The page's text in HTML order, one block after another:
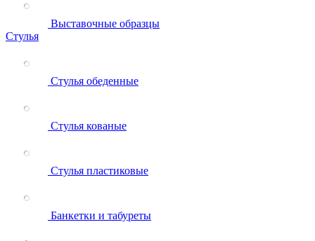
Выставочные образцы
Стулья
Стулья обеденные
Стулья кованые
Стулья пластиковые
Банкетки и табуреты